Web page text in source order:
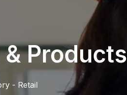
Products
- Retail